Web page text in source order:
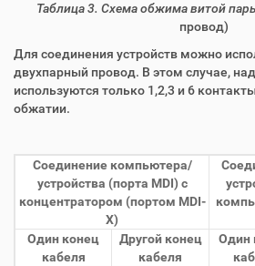
Таблица 3. Схема обжима витой
провод)
Для соединения устройств можно
двухпарный провод. В этом случае,
используются только 1,2,3 и 6
обжатии.
Соединение компьютера/
устройства (порта MDI) с
концентратором (портом MDI-
X)
Один конец
кабеля
Другой конец
кабеля
Один